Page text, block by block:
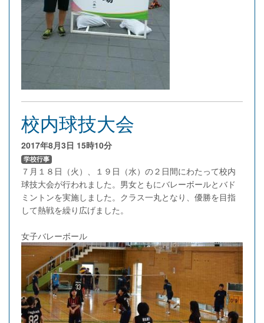
校内球技大会
2017年8月3日 15時10分
学校行事
７月１８日（火）、１９日（水）の２日間にわたって校内
球技大会が行われました。男女ともにバレーボールとバド
ミントンを実施しました。クラス一丸となり、優勝を目指
して熱戦を繰り広げました。
女子バレーボール